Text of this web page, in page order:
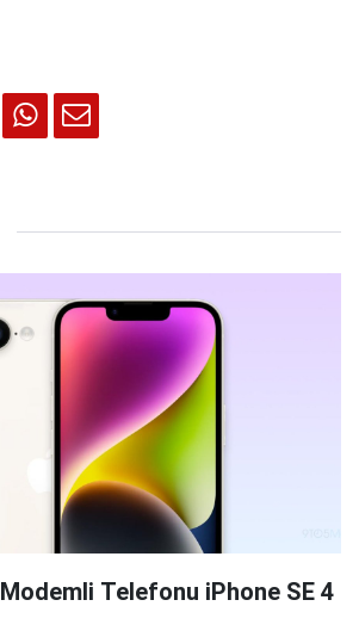
Telefonu iPhone SE 4